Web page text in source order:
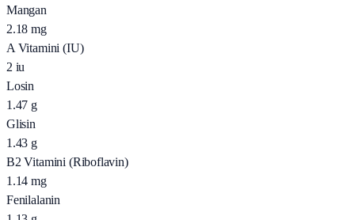
Mangan
2.18 mg
A Vitamini (IU)
2 iu
Losin
1.47 g
Glisin
1.43 g
B2 Vitamini (Riboflavin)
1.14 mg
Fenilalanin